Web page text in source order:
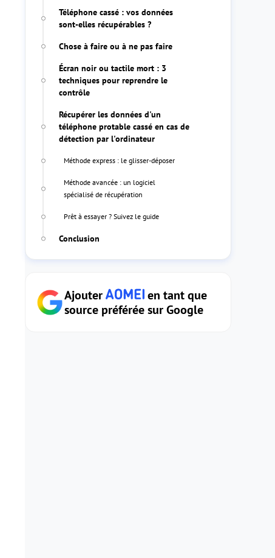
Téléphone cassé : vos données
sont-elles récupérables ?
Chose à faire ou à ne pas faire
Écran noir ou tactile mort : 3
techniques pour reprendre le
contrôle
Récupérer les données d'un
téléphone protable cassé en cas de
détection par l'ordinateur
Méthode express : le glisser-déposer
Méthode avancée : un logiciel
spécialisé de récupération
Prêt à essayer ? Suivez le guide
Conclusion
Ajouter
en tant que
source préférée sur Google